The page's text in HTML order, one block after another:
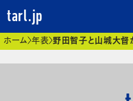
tarl.jp
現在位置
ホーム 年表 野田智子と山城大